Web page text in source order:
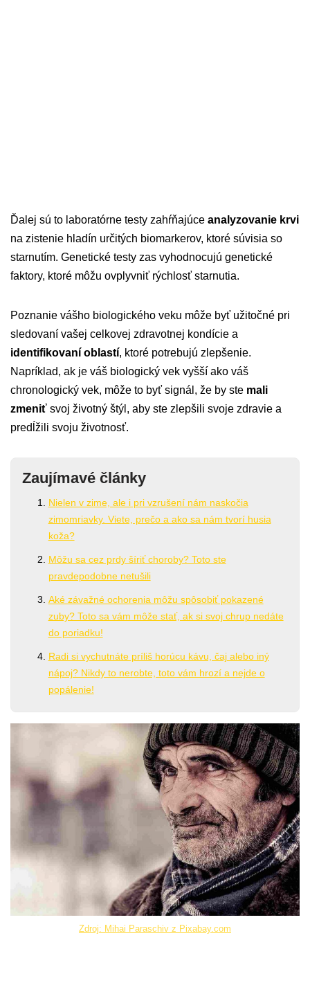
Ďalej sú to laboratórne testy zahŕňajúce analyzovanie krvi
na zistenie hladín určitých biomarkerov, ktoré súvisia so
starnutím. Genetické testy zas vyhodnocujú genetické
faktory, ktoré môžu ovplyvniť rýchlosť starnutia.
Poznanie vášho biologického veku môže byť užitočné pri
sledovaní vašej celkovej zdravotnej kondície a
identifikovaní oblastí, ktoré potrebujú zlepšenie.
Napríklad, ak je váš biologický vek vyšší ako váš
chronologický vek, môže to byť signál, že by ste mali
zmeniť svoj životný štýl, aby ste zlepšili svoje zdravie a
predĺžili svoju životnosť.
Zaujímavé články
Nielen v zime, ale i pri vzrušení nám naskočia
zimomriavky. Viete, prečo a ako sa nám tvorí husia
koža?
Môžu sa cez prdy šíriť choroby? Toto ste
pravdepodobne netušili
Aké závažné ochorenia môžu spôsobiť pokazené
zuby? Toto sa vám môže stať, ak si svoj chrup nedáte
do poriadku!
Radi si vychutnáte príliš horúcu kávu, čaj alebo iný
nápoj? Nikdy to nerobte, toto vám hrozí a nejde o
popálenie!
Zdroj: Mihai Paraschiv z Pixabay.com